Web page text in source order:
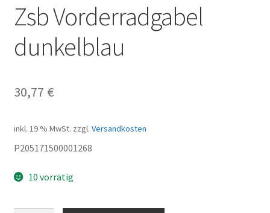
Zsb Vorderradgabel
dunkelblau
30,77 €
inkl. 19 % MwSt. zzgl. Versandkosten
P205171500001268
10 vorrätig